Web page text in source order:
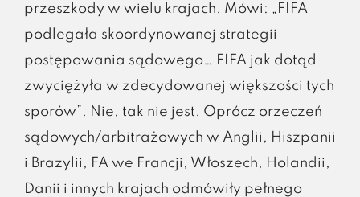
przeszkody w wielu krajach. Mówi: „FIFA
podlegała skoordynowanej strategii
postępowania sądowego… FIFA jak dotąd
zwyciężyła w zdecydowanej większości tych
sporów”. Nie, tak nie jest. Oprócz orzeczeń
sądowych/arbitrażowych w Anglii, Hiszpanii
i Brazylii, FA we Francji, Włoszech, Holandii,
Danii i innych krajach odmówiły pełnego